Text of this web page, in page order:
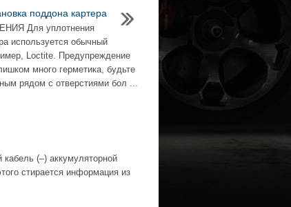
поддона картера
Для уплотнения
используется обычный
Loctite. Предупреждение
много герметика, будьте
рядом с отверстиями бол ...
(–) аккумуляторной
стирается информация из